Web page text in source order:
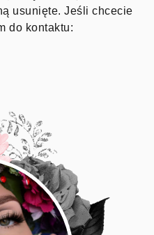
usunięte. Jeśli chcecie
do kontaktu: